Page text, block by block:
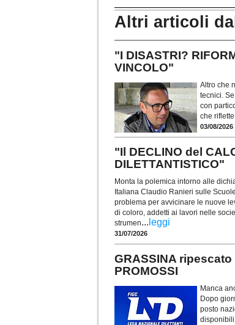
Altri articoli
"I DISASTRI?
VINCOLO"
Altro che
tecnici.
con
che riflette
03/08/2026
"Il DECLINO del
DILETTANTISTICO"
Monta la polemica intorno alle
Italiana Claudio Ranieri sulle
problema per avvicinare le nuove
di coloro, addetti ai lavori nelle
strumen... leggi
31/07/2026
GRASSINA
PROMOSSI
Manca
Dopo
posto